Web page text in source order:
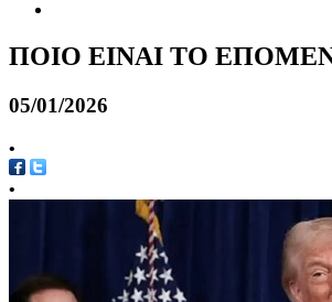
ΠΟΙΟ ΕΙΝΑΙ ΤΟ
05/01/2026
•
•